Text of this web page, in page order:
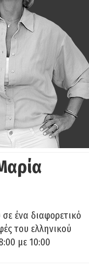
ένα διαφορετικό
του ελληνικού
με 10:00